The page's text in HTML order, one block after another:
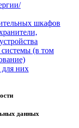
шкафов
системы (в том
для них
данных